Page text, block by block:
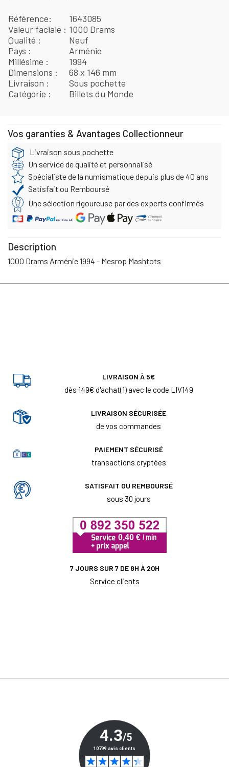
Référence
1643085
Valeur faciale
1000 Drams
Qualité
Neuf
Pays
Arménie
Millésime
1994
Dimensions
68 x 146 mm
Livraison
Sous pochette
Catégorie
Billets du Monde
Vos garanties & Avantages Collectionneur
Livraison sous pochette
Un service de qualité et personnalisé
Spécialiste de la numismatique depuis plus de 40 ans
Satisfait ou Remboursé
Une sélection rigoureuse par des experts confirmés
Description
1000 Drams Arménie 1994 - Mesrop Mashtots
LIVRAISON À 5€
dès 149€ d'achat(1) avec le code LIV149
LIVRAISON SÉCURISÉE
de vos commandes
PAIEMENT SÉCURISÉ
transactions cryptées
SATISFAIT OU REMBOURSÉ
sous 30 jours
7 JOURS SUR 7 DE 8H À 20H
Service clients